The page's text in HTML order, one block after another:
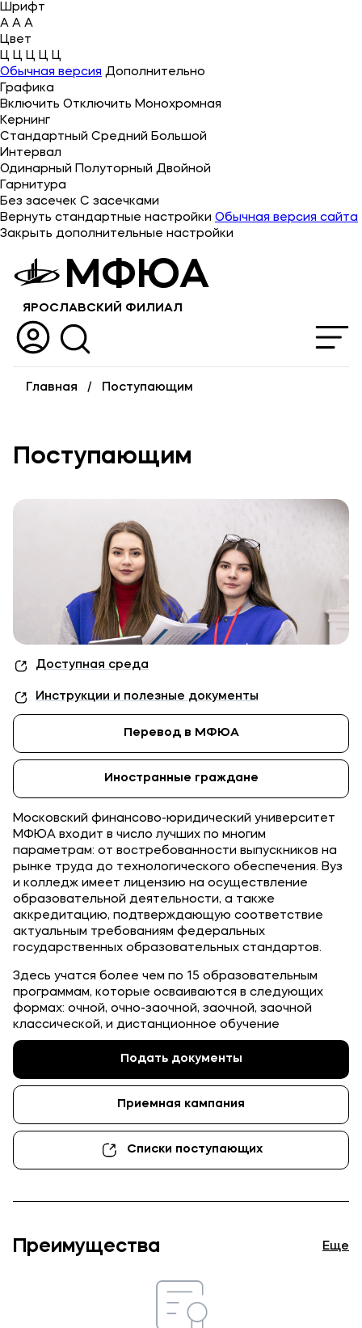
Шрифт
A A A
Цвет
Ц Ц Ц Ц Ц
Обычная версия Дополнительно
Графика
Включить Отключить Монохромная
Кернинг
Стандартный Средний Большой
Интервал
Одинарный Полуторный Двойной
Гарнитура
Без засечек С засечками
Вернуть стандартные настройки Обычная версия сайта
Закрыть дополнительные настройки
МФЮА
ЯРОСЛАВСКИЙ ФИЛИАЛ
Об университете
Лицензии и документы
Сведения об образовательной организации
Абитуриенту
Музейно-выставочный центр МФЮА
Наука
Противодействие терроризму и экстремизму
Абитуриентам
Студентам
Выпускникам
Карьера
Уровни образования
Среднее профессиональное образование
Высшее образование
Дополнительное образование
Объявления
Новости ВУЗа
Банковские реквизиты
Карьера
Приемная комиссия
+7 (4852) 74-48-91
+7 (4852) 25-25-51
+7-968-593-08-28 - сотовый
Полезное
Об образовательной организации
Банковские реквизиты
Мы в соцсетях
Подобрать программу
Главная Поступающим
Поступающим
Московский финансово-юридический университет
МФЮА входит в число лучших по многим
параметрам: от востребованности выпускников на
рынке труда до технологического обеспечения. Вуз
и колледж имеет лицензию на осуществление
образовательной деятельности, а также
аккредитацию, подтверждающую соответствие
актуальным требованиям федеральных
государственных образовательных стандартов.
Здесь учатся более чем по 15 образовательным
программам, которые осваиваются в следующих
формах: очной, очно-заочной, заочной, заочной
классической, и дистанционное обучение
Доступная среда
Инструкции и полезные документы
Перевод в МФЮА
Иностранные граждане
Подать документы
Приемная кампания
Списки поступающих
Преимущества Еще